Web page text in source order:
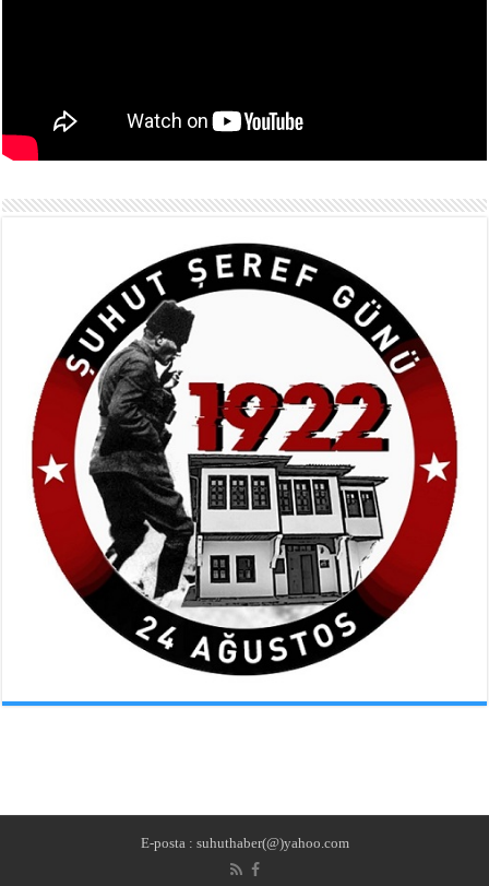
E-posta : suhuthaber(@)yahoo.com